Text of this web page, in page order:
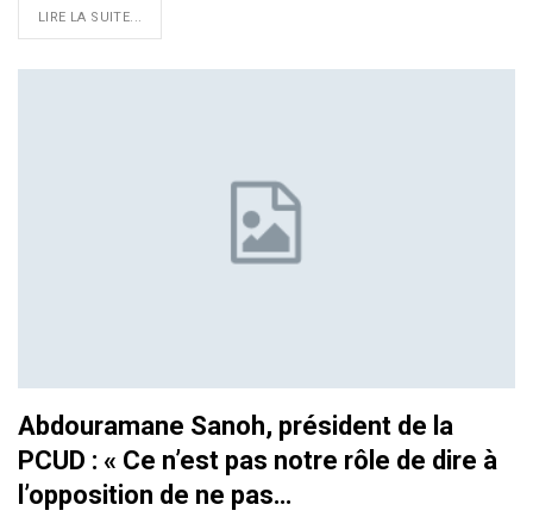
LIRE LA SUITE...
Abdouramane Sanoh, président de la
PCUD : « Ce n’est pas notre rôle de dire à
l’opposition de ne pas…